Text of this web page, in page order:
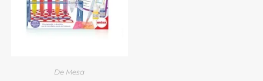
De Mesa